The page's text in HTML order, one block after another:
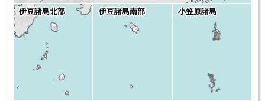
한국어
中文（简体）
中文（繁體）
伊豆諸島北部 伊豆諸島南部 小笠原諸島